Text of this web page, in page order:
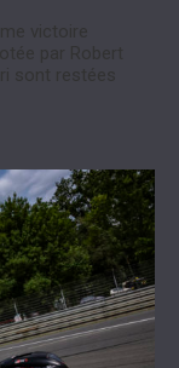
victoire
par Robert
sont restées